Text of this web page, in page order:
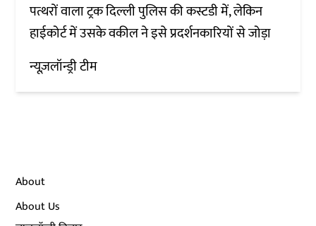
पत्थरों वाला ट्रक दिल्ली पुलिस की कस्टडी में, लेकिन
हाईकोर्ट में उसके वकील ने इसे प्रदर्शनकारियों से जोड़ा
न्यूज़लॉन्ड्री टीम
About
About Us